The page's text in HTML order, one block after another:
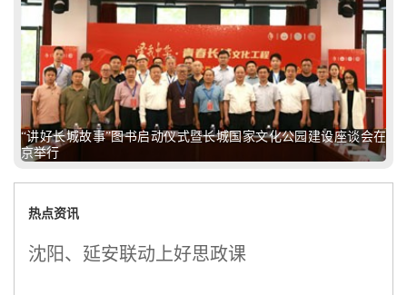
“讲好长城故事”图书启动仪式暨长城国家文化公园建设座谈会在
京举行
热点资讯
沈阳、延安联动上好思政课